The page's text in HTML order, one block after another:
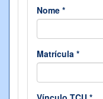
Nome *
Matrícula *